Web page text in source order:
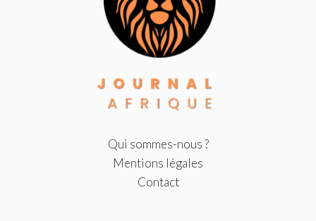
Qui sommes-nous ?
Mentions légales
Contact